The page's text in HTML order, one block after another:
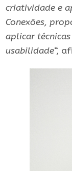
criatividade e
Conexões,
aplicar
usabilidade“,